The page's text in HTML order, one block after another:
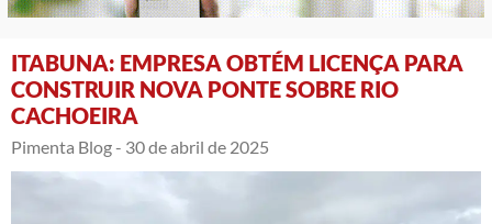
ITABUNA: EMPRESA OBTÉM LICENÇA PARA
CONSTRUIR NOVA PONTE SOBRE RIO
CACHOEIRA
Pimenta Blog - 30 de abril de 2025